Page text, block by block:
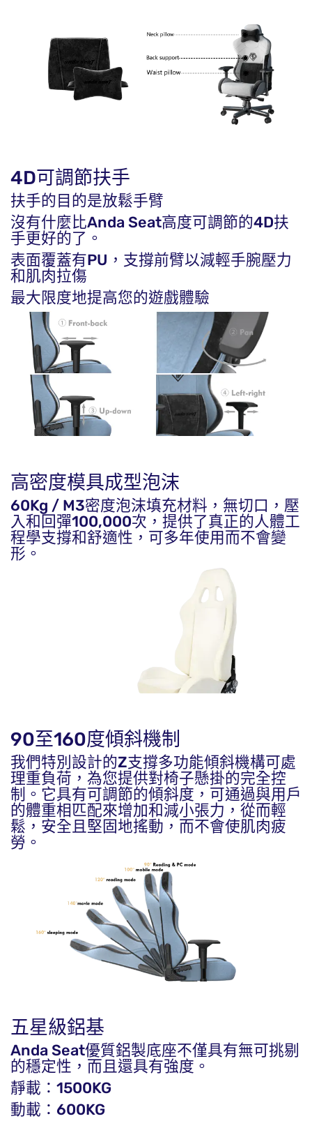
4D可調節扶手
扶手的目的是放鬆手臂
沒有什麼比Anda Seat高度可調節的4D扶
手更好的了。
表面覆蓋有PU，支撐前臂以減輕手腕壓力
和肌肉拉傷
最大限度地提高您的遊戲體驗
高密度模具成型泡沫
60Kg / M3密度泡沫填充材料，無切口，壓
入和回彈100,000次，提供了真正的人體工
程學支撐和舒適性，可多年使用而不會變
形。
90至160度傾斜機制
我們特別設計的Z支撐多功能傾斜機構可處
理重負荷，為您提供對椅子懸掛的完全控
制。它具有可調節的傾斜度，可通過與用戶
的體重相匹配來增加和減小張力，從而輕
鬆，安全且堅固地搖動，而不會使肌肉疲
勞。
五星級鋁基
Anda Seat優質鋁製底座不僅具有無可挑剔
的穩定性，而且還具有強度。
靜載：1500KG
動載：600KG